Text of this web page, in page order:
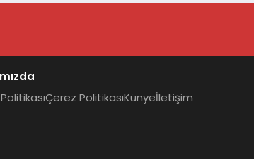
Çerez PolitikasıKünyeİletişim